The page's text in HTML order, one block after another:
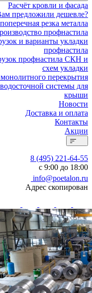
Расчёт кровли и фасада
предложили дешевле?
резка металла
профнастила
и варианты укладки
профнастила
профнастила СКН и
схем укладки
перекрытия
системы для
крыши
Новости
Доставка и оплата
Контакты
Акции
8 (495) 221-64-55
с 9:00 до 18:00
info@poetalon.ru
Адрес скопирован